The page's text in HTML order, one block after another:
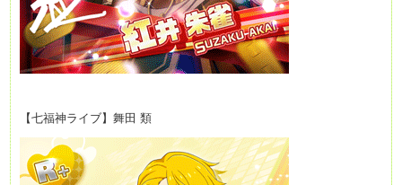
【七福神ライブ】舞田 類